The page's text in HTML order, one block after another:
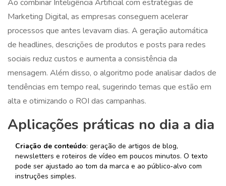
Ao combinar Inteligência Artificialcom estratégias de
Marketing Digital, as empresas conseguem acelerar
processos que antes levavam dias. A geração automática
de headlines, descrições de produtos e posts para redes
sociais reduz custos e aumenta a consistência da
mensagem. Além disso, o algoritmo pode analisar dados de
tendências em tempo real, sugerindo temas que estão em
alta e otimizando o ROI das campanhas.
Aplicações práticas no dia a dia
Criação de conteúdo: geração de artigos de blog,
newsletters e roteiros de vídeo em poucos minutos. O texto
pode ser ajustado ao tom da marca e ao público‑alvo com
instruções simples.